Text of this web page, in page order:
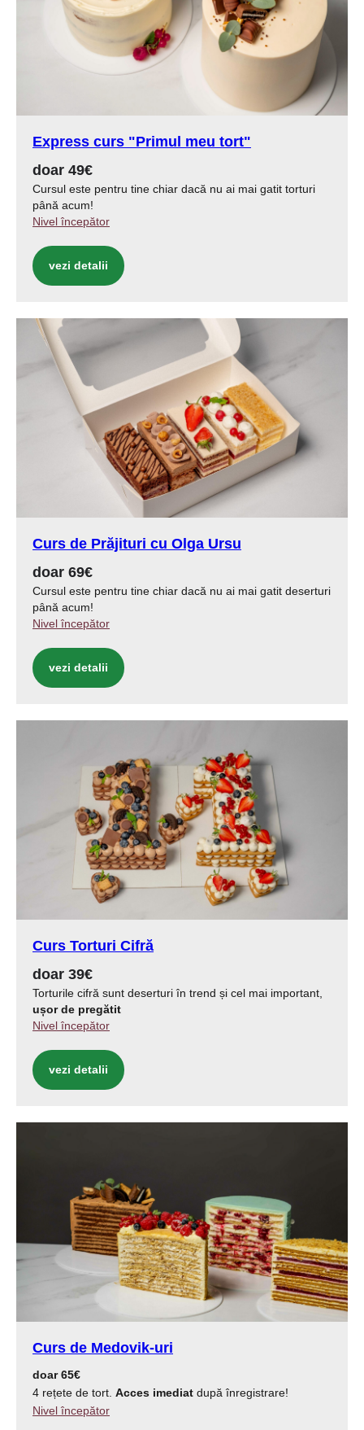
Express curs "Primul meu tort"
doar 49€
Cursul este pentru tine chiar dacă nu ai mai gatit torturi
până acum!
Nivel începător
vezi detalii
Curs de Prăjituri cu Olga Ursu
doar 69€
Cursul este pentru tine chiar dacă nu ai mai gatit deserturi
până acum!
Nivel începător
vezi detalii
Curs Torturi Cifră
doar 39€
Torturile cifră sunt deserturi în trend și cel mai important,
ușor de pregătit
Nivel începător
vezi detalii
Curs de Medovik-uri
doar 65€
4 rețete de tort. Acces imediat după înregistrare!
Nivel începător